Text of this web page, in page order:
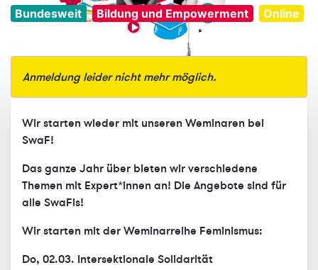
Bundesweit Bildung und Empowerment Online
Anmeldung leider nicht mehr möglich.
Wir starten wieder mit unseren Weminaren bei
SwaF!
Das ganze Jahr über bieten wir verschiedene
Themen mit Expert*innen an! Die Angebote sind für
alle SwaFis!
Wir starten mit der Weminarreihe Feminismus:
Do, 02.03. Intersektionale Solidarität